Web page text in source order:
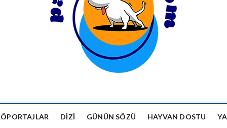
DIZI GÜNÜN SÖZÜ HAYVAN DOSTU